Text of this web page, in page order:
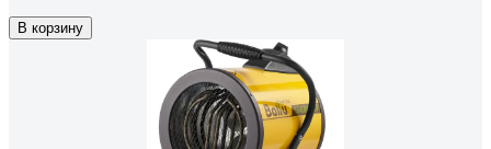
В корзину